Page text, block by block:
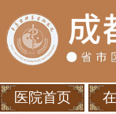
医院首页